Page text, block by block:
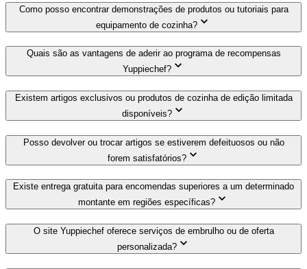
Como posso encontrar demonstrações de produtos ou tutoriais para
equipamento de cozinha?
Quais são as vantagens de aderir ao programa de recompensas
Yuppiechef?
Existem artigos exclusivos ou produtos de cozinha de edição limitada
disponíveis?
Posso devolver ou trocar artigos se estiverem defeituosos ou não
forem satisfatórios?
Existe entrega gratuita para encomendas superiores a um determinado
montante em regiões específicas?
O site Yuppiechef oferece serviços de embrulho ou de oferta
personalizada?